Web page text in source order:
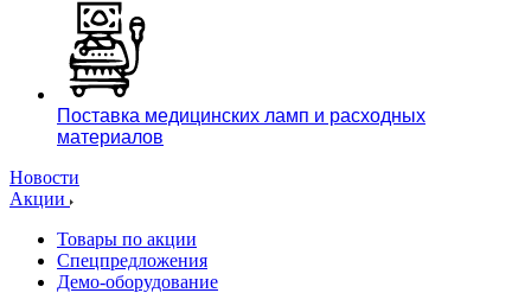
Поставка медицинских ламп и расходных
материалов
Новости
Акции
Товары по акции
Спецпредложения
Демо-оборудование